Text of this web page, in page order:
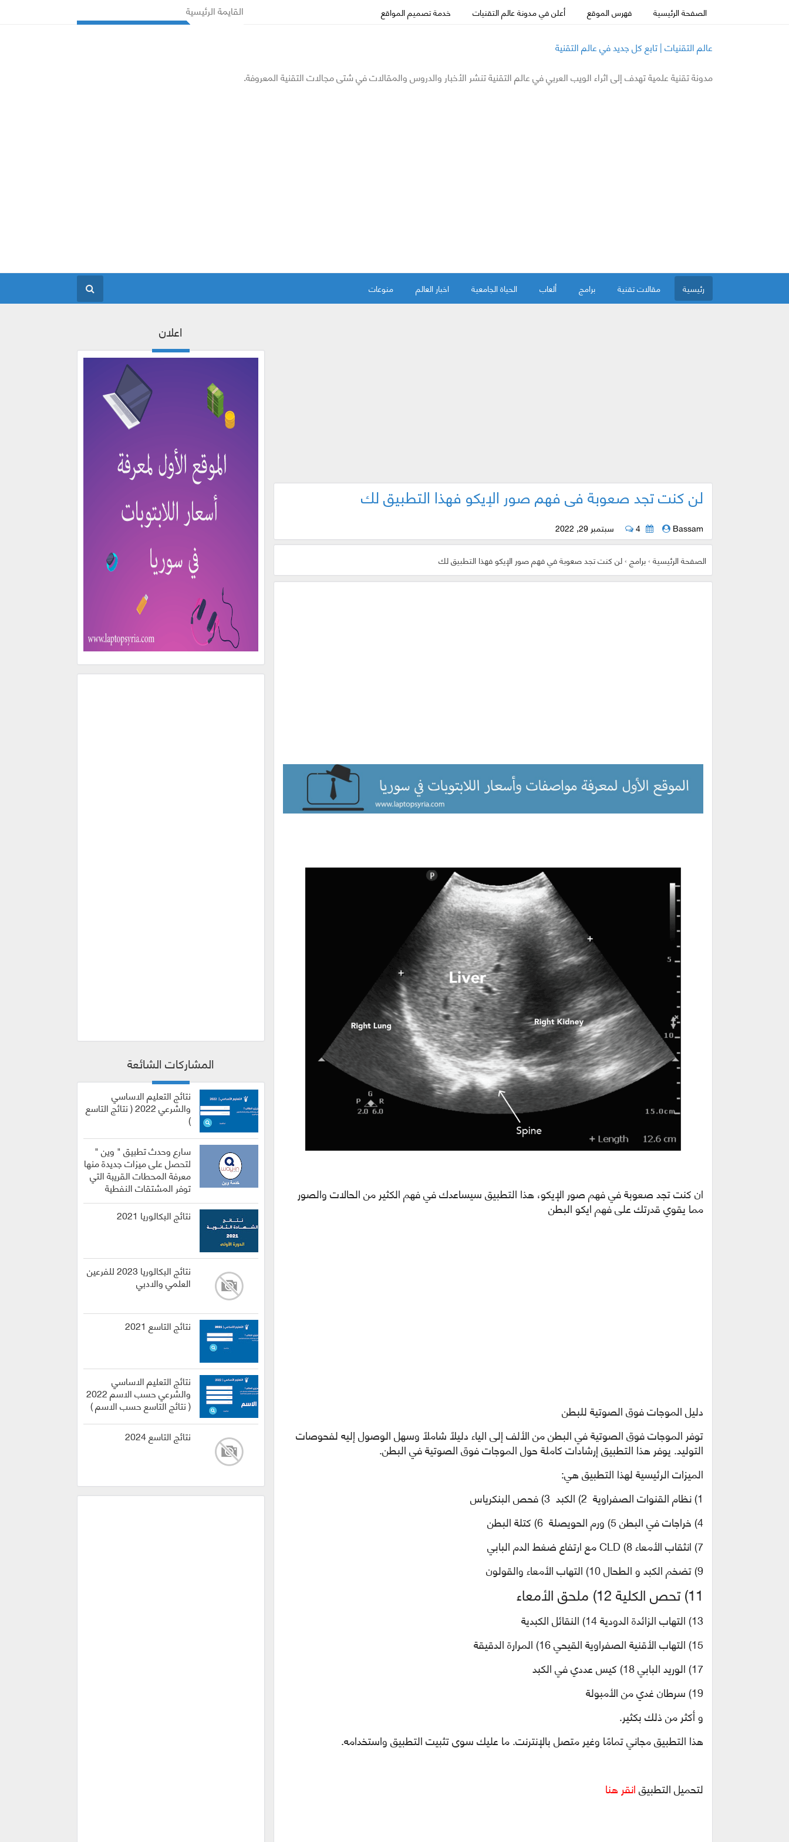
الصفحة الرئيسية فهرس الموقع أعلن في مدونة عالم التقنيات خدمة تصميم المواقع
القايمة الرئيسية
عالم التقنيات | تابع كل جديد في عالم التقنية
مدونة تقنية علمية تهدف إلى اثراء الويب العربي في عالم التقنية تنشر الأخبار والدروس والمقالات في شتى مجالات التقنية المعروفة.
رئيسية مقالات تقنية برامج ألعاب الحياة الجامعية اخبار العالم منوعات
لن كنت تجد صعوبة في فهم صور الإيكو فهذا التطبيق لك
Bassam
4 سبتمبر 29, 2022
الصفحة الرئيسية›برامج›لن كنت تجد صعوبة في فهم صور الإيكو فهذا التطبيق لك
ان كنت تجد صعوبة في فهم صور الإيكو، هذا التطبيق سيساعدك في فهم الكثير من الحالات والصور
مما يقوي قدرتك على فهم ايكو البطن
دليل الموجات فوق الصوتية للبطن
توفر الموجات فوق الصوتية في البطن من الألف إلى الياء دليلاً شاملاً وسهل الوصول إليه لفحوصات
التوليد. يوفر هذا التطبيق إرشادات كاملة حول الموجات فوق الصوتية في البطن.
الميزات الرئيسية لهذا التطبيق هي:
1) نظام القنوات الصفراوية 2) الكبد 3) فحص البنكرياس
4) خراجات في البطن 5) ورم الحويصلة 6) كتلة البطن
7) انثقاب الأمعاء 8) CLD مع ارتفاع ضغط الدم البابي
9) تضخم الكبد و الطحال 10) التهاب الأمعاء والقولون
11) تحص الكلية 12) ملحق الأمعاء
13) التهاب الزائدة الدودية 14) النقائل الكبدية
15) التهاب الأقنية الصفراوية القيحي 16) المرارة الدقيقة
17) الوريد البابي 18) كيس عددي في الكبد
19) سرطان غدي من الأمبولة
و أكثر من ذلك بكثير.
هذا التطبيق مجاني تمامًا وغير متصل بالإنترنت. ما عليك سوى تثبيت التطبيق واستخدامه.
لتحميل التطبيقانقر هنا
اعلان
المشاركات الشائعة
نتائج التعليم الاساسي
والشرعي 2022 ( نتائج التاسع
)
سارع وحدث تطبيق " وين "
لتحصل على ميزات جديدة منها
معرفة المحطات القريبة التي
توفر المشتقات النفطية
نتائج البكالوريا 2021
نتائج البكالوريا 2023 للفرعين
العلمي والادبي
نتائج التاسع 2021
نتائج التعليم الاساسي
والشرعي حسب الاسم 2022
( نتائج التاسع حسب الاسم )
نتائج التاسع 2024